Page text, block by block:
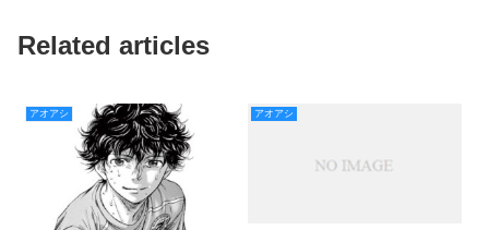
Related articles
アオアシ アオアシ